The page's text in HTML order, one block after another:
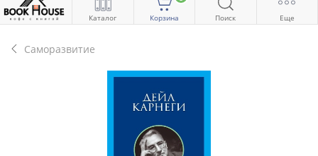
Каталог Корзина Поиск Еще
Саморазвитие